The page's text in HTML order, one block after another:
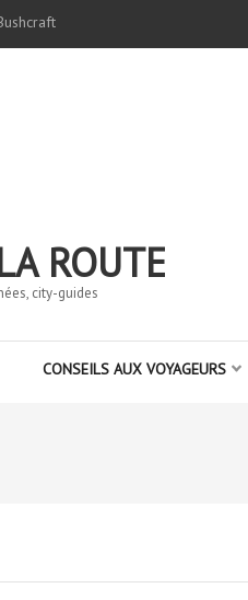
ROUTE
city-guides
CONSEILS AUX VOYAGEURS